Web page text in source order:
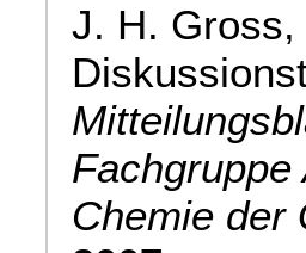
J. H. Gross,
Chemie der